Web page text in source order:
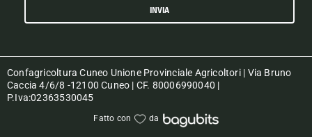
INVIA
Confagricoltura Cuneo Unione Provinciale Agricoltori | Via Bruno
Caccia 4/6/8 -12100 Cuneo | CF. 80006990040 |
P.Iva:02363530045
Fatto con da